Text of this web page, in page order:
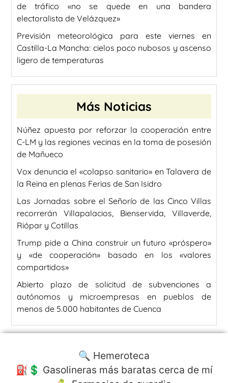
de tráfico «no se quede en una bandera
electoralista de Velázquez»
Previsión meteorológica para este viernes en
Castilla-La Mancha: cielos poco nubosos y ascenso
ligero de temperaturas
Más Noticias
Núñez apuesta por reforzar la cooperación entre
C-LM y las regiones vecinas en la toma de posesión
de Mañueco
Vox denuncia el «colapso sanitario» en Talavera de
la Reina en plenas Ferias de San Isidro
Las Jornadas sobre el Señorío de las Cinco Villas
recorrerán Villapalacios, Bienservida, Villaverde,
Riópar y Cotillas
Trump pide a China construir un futuro «próspero»
y «de cooperación» basado en los «valores
compartidos»
Abierto plazo de solicitud de subvenciones a
autónomos y microempresas en pueblos de
menos de 5.000 habitantes de Cuenca
🔍 Hemeroteca
⛽️💲 Gasolineras más baratas cerca de mí